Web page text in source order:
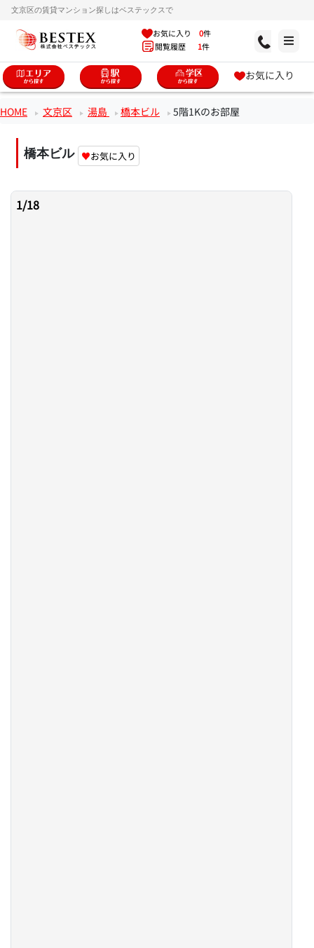
文京区の賃貸マンション探しはベステックスで
お気に入り 0件
閲覧履歴 1件
お気に入り
HOME 文京区 湯島 橋本ビル 5階1Kのお部屋
橋本ビル ♥お気に入り
1/18